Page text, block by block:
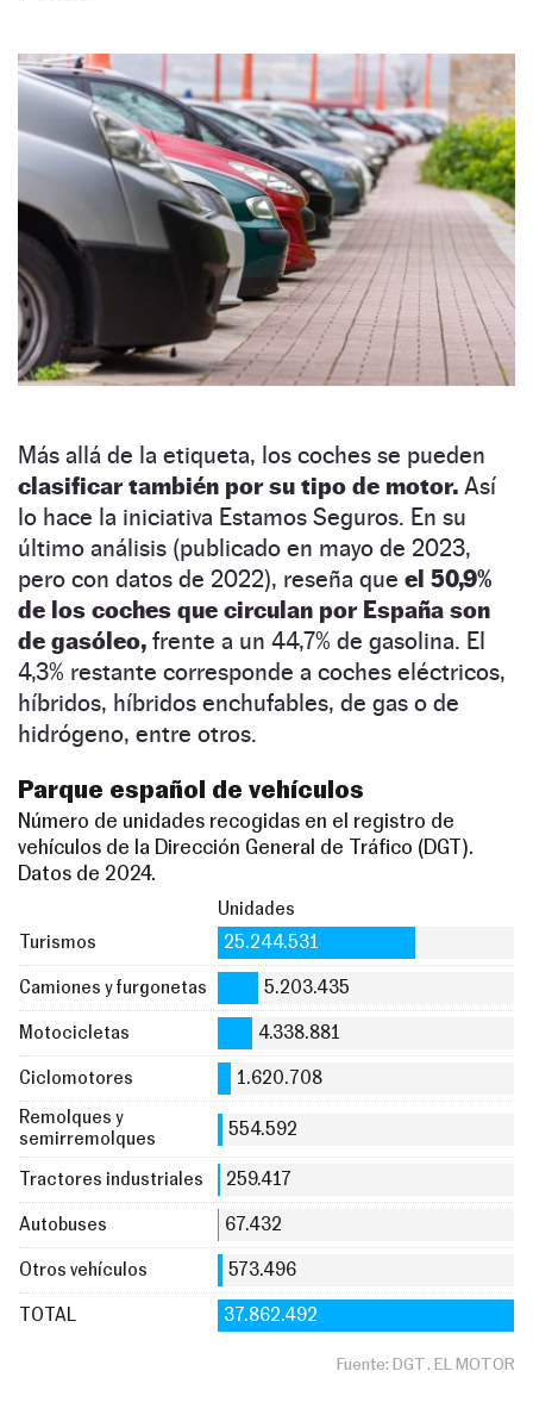
Más allá de la etiqueta, los coches se pueden
clasificar también por su tipo de motor. Así
lo hace la iniciativa Estamos Seguros. En su
último análisis (publicado en mayo de 2023,
pero con datos de 2022), reseña que el 50,9%
de los coches que circulan por España son
de gasóleo, frente a un 44,7% de gasolina. El
4,3% restante corresponde a coches eléctricos,
híbridos, híbridos enchufables, de gas o de
hidrógeno, entre otros.